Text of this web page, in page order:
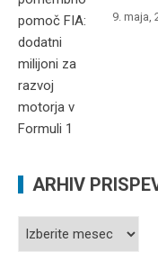
9. maja,
ARHIV
Arhiv